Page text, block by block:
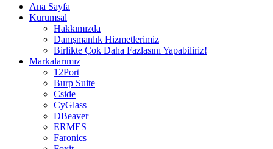
Ana Sayfa
Kurumsal
Hakkımızda
Danışmanlık Hizmetlerimiz
Birlikte Çok Daha Fazlasını Yapabiliriz!
Markalarımız
12Port
Burp Suite
Cside
CyGlass
DBeaver
ERMES
Faronics